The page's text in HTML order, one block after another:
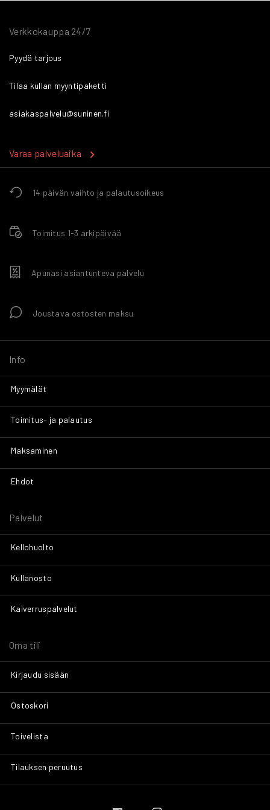
14 päivän vaihto ja palautusoikeus
Toimitus 1-3 arkipäivää
Apunasi asiantunteva palvelu
Joustava ostosten maksu
Info
Myymälät
Toimitus- ja palautus
Maksaminen
Ehdot
Palvelut
Kellohuolto
Kullanosto
Kaiverruspalvelut
Oma tili
Kirjaudu sisään
Ostoskori
Toivelista
Tilauksen peruutus
Verkkokauppa 24/7
Pyydä tarjous
Tilaa kullan myyntipaketti
asiakaspalvelu@suninen.fi
Varaa palveluaika